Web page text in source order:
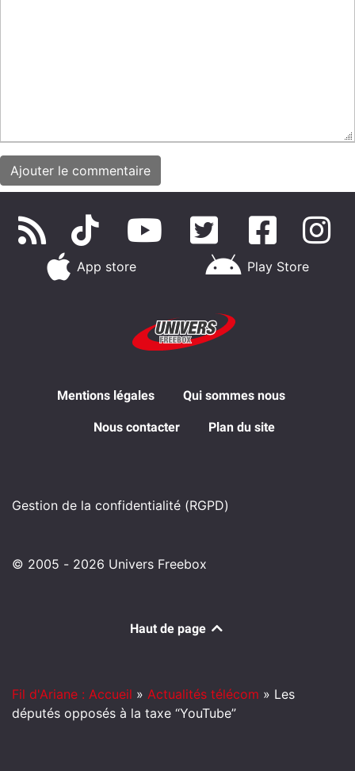
App store Play Store
Mentions légales Qui sommes nous
Nous contacter Plan du site
Gestion de la confidentialité (RGPD)
© 2005 - 2026 Univers Freebox
Haut de page
Fil d'Ariane : Accueil » Actualités télécom » Les
députés opposés à la taxe “YouTube”